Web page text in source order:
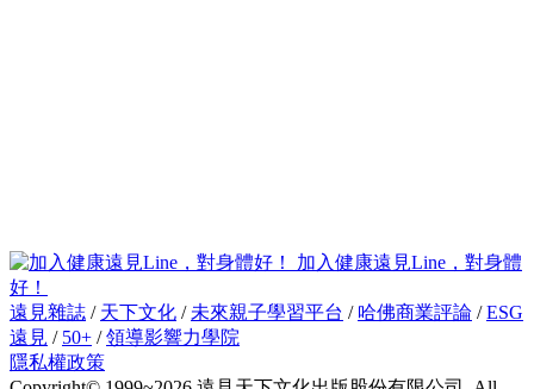
加入健康遠見Line，對身體
好！
遠見雜誌 / 天下文化 / 未來親子學習平台 / 哈佛商業評論 /ESG
遠見 / 50+ /領導影響力學院
隱私權政策